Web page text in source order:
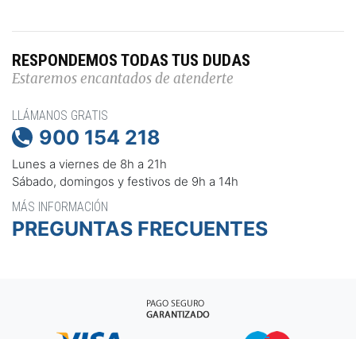
RESPONDEMOS TODAS TUS DUDAS
Estaremos encantados de atenderte
LLÁMANOS GRATIS
 900 154 218
Lunes a viernes de 8h a 21h
Sábado, domingos y festivos de 9h a 14h
MÁS INFORMACIÓN
PREGUNTAS FRECUENTES